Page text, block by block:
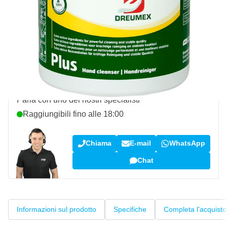
Ordina entro le 23:59,
spedito domani
Spedizione gratuita
da 150,- €
100 giorni per resi & cambi
Recensioni dei clienti:
4,58/5(7.078 recensioni)
Domanda su questo prodotto?
Parla con uno dei nostri specialisti
Raggiungibili fino alle 18:00
Chiama E-mail WhatsApp
Chat
Informazioni sul prodotto Specifiche Completa l'acquisto